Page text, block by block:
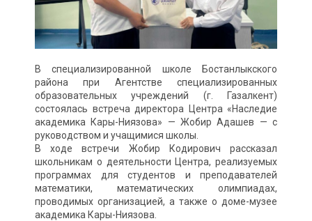
В специализированной школе Бостанлыкского
района при Агентстве специализированных
образовательных учреждений (г. Газалкент)
состоялась встреча директора Центра «Наследие
академика Кары-Ниязова» — Жобир Адашев — с
руководством и учащимися школы.
В ходе встречи Жобир Кодирович рассказал
школьникам о деятельности Центра, реализуемых
программах для студентов и преподавателей
математики, математических олимпиадах,
проводимых организацией, а также о доме-музее
академика Кары-Ниязова.